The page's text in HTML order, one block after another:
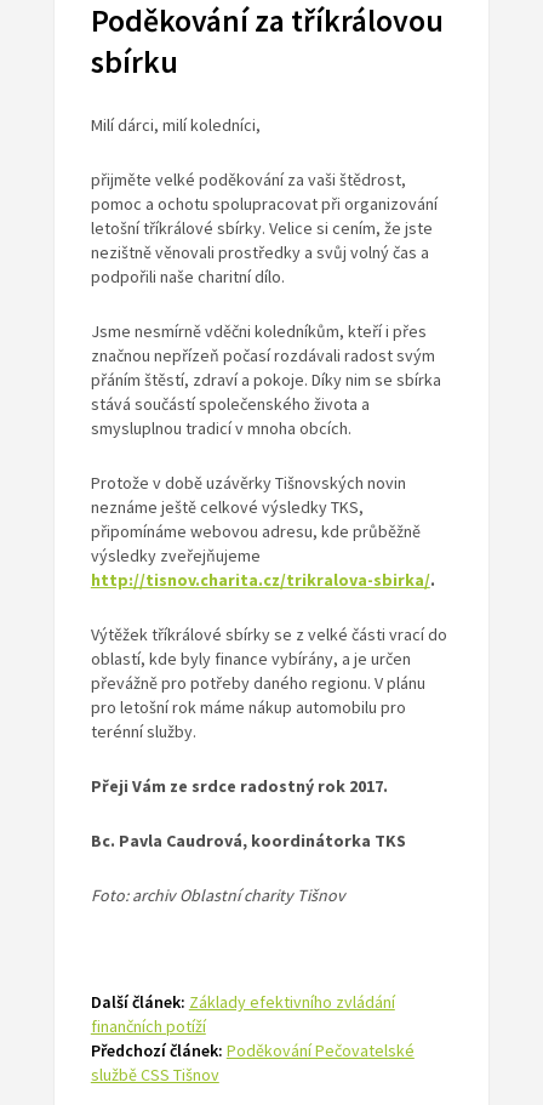
Poděkování za tříkrálovou
sbírku
Milí dárci, milí koledníci,
přijměte velké poděkování za vaši štědrost,
pomoc a ochotu spolupracovat při organizování
letošní tříkrálové sbírky. Velice si cením, že jste
nezištně věnovali prostředky a svůj volný čas a
podpořili naše charitní dílo.
Jsme nesmírně vděčni koledníkům, kteří i přes
značnou nepřízeň počasí rozdávali radost svým
přáním štěstí, zdraví a pokoje. Díky nim se sbírka
stává součástí společenského života a
smysluplnou tradicí v mnoha obcích.
Protože v době uzávěrky Tišnovských novin
neznáme ještě celkové výsledky TKS,
připomínáme webovou adresu, kde průběžně
výsledky zveřejňujeme
http://tisnov.charita.cz/trikralova-sbirka/.
Výtěžek tříkrálové sbírky se z velké části vrací do
oblastí, kde byly finance vybírány, a je určen
převážně pro potřeby daného regionu. V plánu
pro letošní rok máme nákup automobilu pro
terénní služby.
Přeji Vám ze srdce radostný rok 2017.
Bc. Pavla Caudrová, koordinátorka TKS
Foto: archiv Oblastní charity Tišnov
Další článek: Základy efektivního zvládání
finančních potíží
Předchozí článek: Poděkování Pečovatelské
službě CSS Tišnov